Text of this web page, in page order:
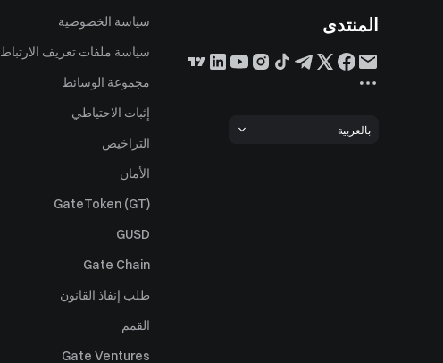
المنتدى
بالعربية
سياسة الخصوصية
سياسة ملفات تعريف الارتباط
مجموعة الوسائط
إثبات الاحتياطي
التراخيص
الأمان
GateToken (GT)
GUSD
Gate Chain
طلب إنفاذ القانون
القمم
Gate Ventures